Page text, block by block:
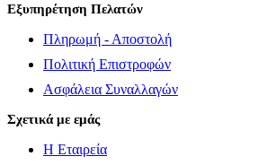
Εξυπηρέτηση Πελατών
Πληρωμή - Αποστολή
Πολιτική Επιστροφών
Ασφάλεια Συναλλαγών
Σχετικά με εμάς
Η Εταιρεία